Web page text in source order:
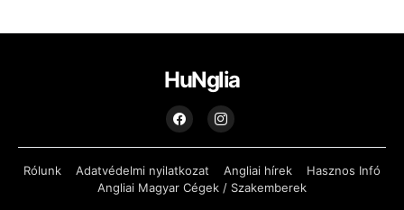
HuNglia
Rólunk Adatvédelmi nyilatkozat Angliai hírek
Hasznos Infó
Angliai Magyar Cégek / Szakemberek